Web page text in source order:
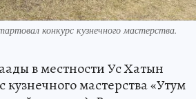
конкурс кузнечного мастерства.
в местности Ус Хатын
кузнечного мастерства «Утум